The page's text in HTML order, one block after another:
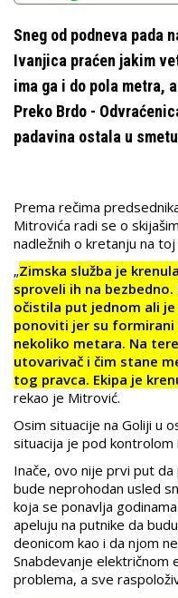
Sneg od podneva pada
Ivanjica praćen jakim
ima ga i do pola metra,
Preko Brdo -
padavina ostala u
Prema rečima
Mitrovića radi se o
nadležnih o kretanju na
„Zimska služba je
sproveli ih na
očistila put jednom ali
ponoviti jer su formirani
nekoliko metara. Na
utovarivač i čim stane
tog pravca. Ekipa je
rekao je Mitrović.
Osim situacije na Goliji u
situacija je pod kontrolom
Inače, ovo nije prvi put
bude neprohodan usled
koja se ponavlja
apeluju na putnike da
deonicom kao i da njom
Snabdevanje električnom
problema, a sve